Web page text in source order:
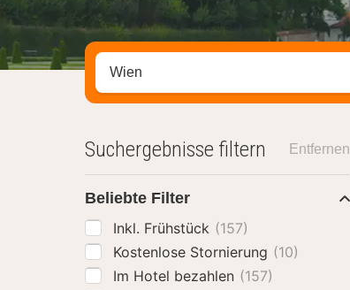
Stadt, Region oder Hotel suchen
Suchergebnisse filtern Entfernen
Beliebte Filter
Inkl. Frühstück (157)
Kostenlose Stornierung (10)
Im Hotel bezahlen (157)